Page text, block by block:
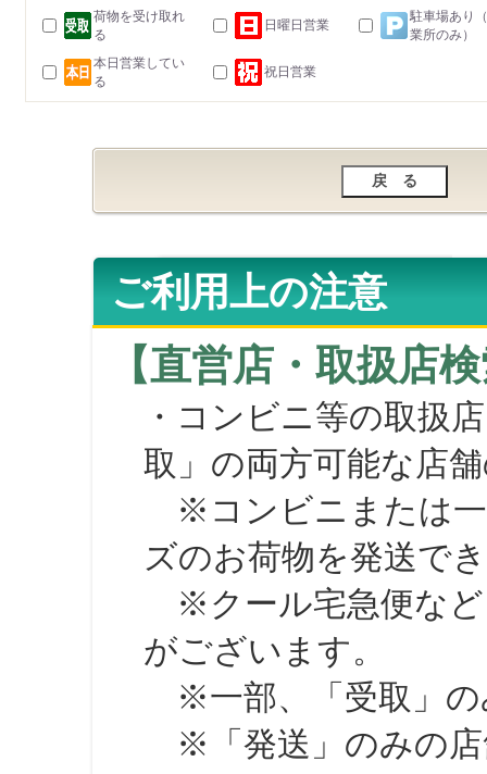
荷物を受け取れ
る
日曜日営業
駐車場あり
業所のみ）
本日営業してい
る
祝日営業
ご利用上の注意
【直営店・取扱店
・コンビニ等の取扱
取」の両方可能な店
※コンビニまたは一
ズのお荷物を発送で
※クール宅急便など
がございます。
※一部、「受取」の
※「発送」のみの店